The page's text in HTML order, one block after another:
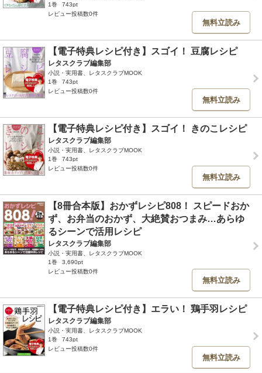
1巻
743pt
レビュー投稿数0件
無料立読み
【電子特典レシピ付き】スゴイ！ 豆腐レシピ
レタスクラブ編集部
小説・実用書、レタスクラブMOOK
1巻
743pt
レビュー投稿数0件
無料立読み
【電子特典レシピ付き】スゴイ！ きのこレシピ
レタスクラブ編集部
小説・実用書、レタスクラブMOOK
1巻
743pt
レビュー投稿数0件
無料立読み
【8冊合本版】おかずレシピ808！ スピードおか
ず、お弁当のおかず、大絶賛おつまみ…あらゆ
るシーンで活用レシピ
レタスクラブ編集部
小説・実用書、レタスクラブMOOK
1巻
3,690pt
レビュー投稿数0件
無料立読み
【電子特典レシピ付き】エラい！ 鶏手羽レシピ
レタスクラブ編集部
小説・実用書、レタスクラブMOOK
1巻
743pt
レビュー投稿数0件
無料立読み